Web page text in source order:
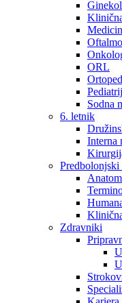
ORL
Sodna
6. letnik
Interna
Predbolonjski
Zdravniki